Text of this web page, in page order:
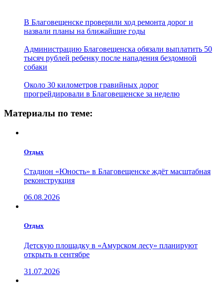
В Благовещенске проверили ход ремонта дорог и
назвали планы на ближайшие годы
Администрацию Благовещенска обязали выплатить 50
тысяч рублей ребенку после нападения бездомной
собаки
Около 30 километров гравийных дорог
прогрейдировали в Благовещенске за неделю
Материалы по теме:
Отдых
Стадион «Юность» в Благовещенске ждёт масштабная
реконструкция
06.08.2026
Отдых
Детскую площадку в «Амурском лесу» планируют
открыть в сентябре
31.07.2026